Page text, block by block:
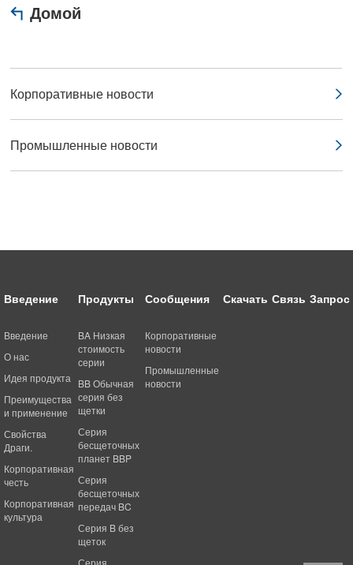
Домой
Корпоративные новости
Промышленные новости
Введение
Введение
О нас
Идея продукта
Преимущества
и применение
Свойства
Драги.
Корпоративная
честь
Корпоративная
культура
Продукты
BA Низкая
стоимость
серии
BB Обычная
серия без
щетки
Серия
бесщеточных
планет BBP
Серия
бесщеточных
передач BC
Серия B без
щеток
Серия
Сообщения
Корпоративные
новости
Промышленные
новости
Скачать Связь Запрос